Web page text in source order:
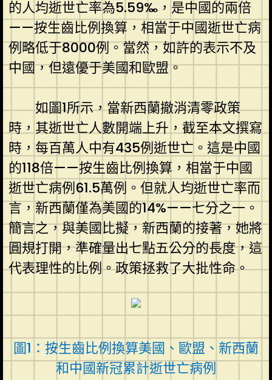
的人均逝世亡率為5.59‰，是中國的兩倍
——按生齒比例換算，相當于中國逝世亡病
例略低于8000例。當然，如許的表示不及
中國，但遠優于美國和歐盟。
如圖1所示，當新西蘭撤消清零政策
時，其逝世亡人數開端上升，截至本文撰寫
時，每百萬人中有435例逝世亡。這是中國
的118倍——按生齒比例換算，相當于中國
逝世亡病例61.5萬例。但就人均逝世亡率而
言，新西蘭僅為美國的14%——七分之一。
簡言之，與美國比擬，新西蘭的接著，她將
圓規打開，準確量出七點五公分的長度，這
代表理性的比例。政策拯救了大批性命。
圖1：按生齒比例換算美國、歐盟、新西蘭
和中國新冠累計逝世亡病例